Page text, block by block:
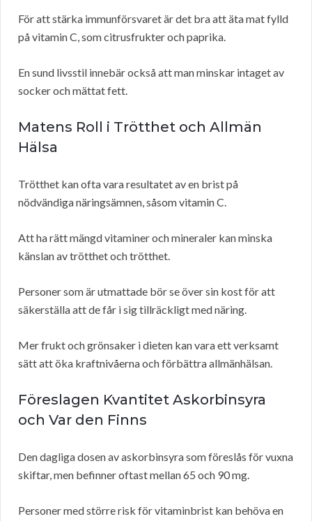
För att stärka immunförsvaret är det bra att äta mat fylld
på vitamin C, som citrusfrukter och paprika.
En sund livsstil innebär också att man minskar intaget av
socker och mättat fett.
Matens Roll i Trötthet och Allmän
Hälsa
Trötthet kan ofta vara resultatet av en brist på
nödvändiga näringsämnen, såsom vitamin C.
Att ha rätt mängd vitaminer och mineraler kan minska
känslan av trötthet och trötthet.
Personer som är utmattade bör se över sin kost för att
säkerställa att de får i sig tillräckligt med näring.
Mer frukt och grönsaker i dieten kan vara ett verksamt
sätt att öka kraftnivåerna och förbättra allmänhälsan.
Föreslagen Kvantitet Askorbinsyra
och Var den Finns
Den dagliga dosen av askorbinsyra som föreslås för vuxna
skiftar, men befinner oftast mellan 65 och 90 mg.
Personer med större risk för vitaminbrist kan behöva en